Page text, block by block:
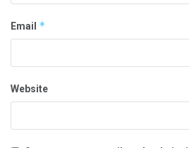
Email *
Website